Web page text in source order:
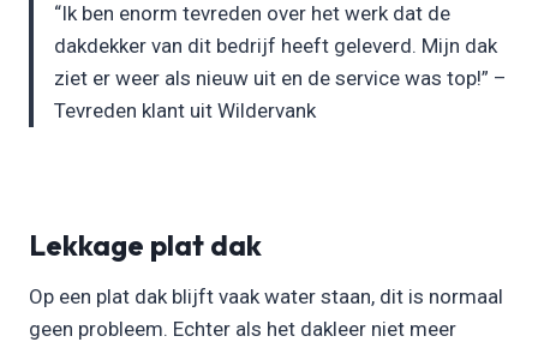
“Ik ben enorm tevreden over het werk dat de
dakdekker van dit bedrijf heeft geleverd. Mijn dak
ziet er weer als nieuw uit en de service was top!” –
Tevreden klant uit Wildervank
Lekkage plat dak
Op een plat dak blijft vaak water staan, dit is normaal
geen probleem. Echter als het dakleer niet meer